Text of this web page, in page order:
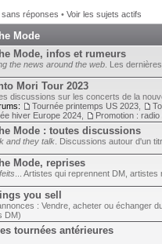
réponses • Voir les sujets actifs
Mode
Mode, infos et rumeurs
the news around the web . Les
Mori Tour 2023
discussions sur les concerts de la
Tournée printemps US 2023
hiver Europe 2024
Promotion :
Mode : toutes discussions
and they talk . Discussions autour d'un
Mode, reprises
... Artistes qui reprennent DM,
you sell
: Vendre, acheter ou échanger
DM)
tournées antérieures